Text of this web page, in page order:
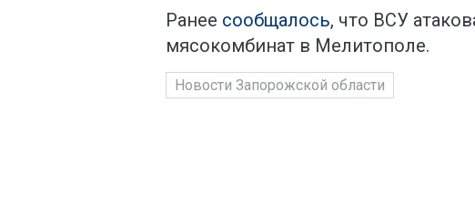
Ранее сообщалось, что ВСУ
мясокомбинат в Мелитополе.
Новости Запорожской области